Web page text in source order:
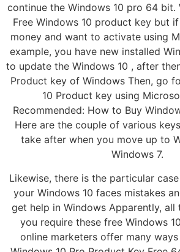
continue the Windows 10 pro 64 bit.
Free Windows 10 product key but
money and want to activate using
example, you have new installed
to update the Windows 10 , after
Product key of Windows Then, go
10 Product key using
Recommended: How to Buy
Here are the couple of various
take after when you move up to
Windows 7.
Likewise, there is the particular
your Windows 10 faces mistakes
get help in Windows Apparently, all
you require these free Windows
online marketers offer many